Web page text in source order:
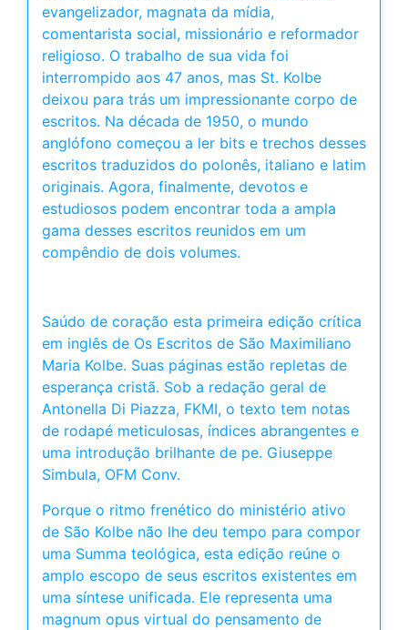
evangelizador, magnata da mídia,
comentarista social, missionário e reformador
religioso. O trabalho de sua vida foi
interrompido aos 47 anos, mas St. Kolbe
deixou para trás um impressionante corpo de
escritos. Na década de 1950, o mundo
anglófono começou a ler bits e trechos desses
escritos traduzidos do polonês, italiano e latim
originais. Agora, finalmente, devotos e
estudiosos podem encontrar toda a ampla
gama desses escritos reunidos em um
compêndio de dois volumes.
Saúdo de coração esta primeira edição crítica
em inglês de Os Escritos de São Maximiliano
Maria Kolbe. Suas páginas estão repletas de
esperança cristã. Sob a redação geral de
Antonella Di Piazza, FKMI, o texto tem notas
de rodapé meticulosas, índices abrangentes e
uma introdução brilhante de pe. Giuseppe
Simbula, OFM Conv.
Porque o ritmo frenético do ministério ativo
de São Kolbe não lhe deu tempo para compor
uma Summa teológica, esta edição reúne o
amplo escopo de seus escritos existentes em
uma síntese unificada. Ele representa uma
magnum opus virtual do pensamento de